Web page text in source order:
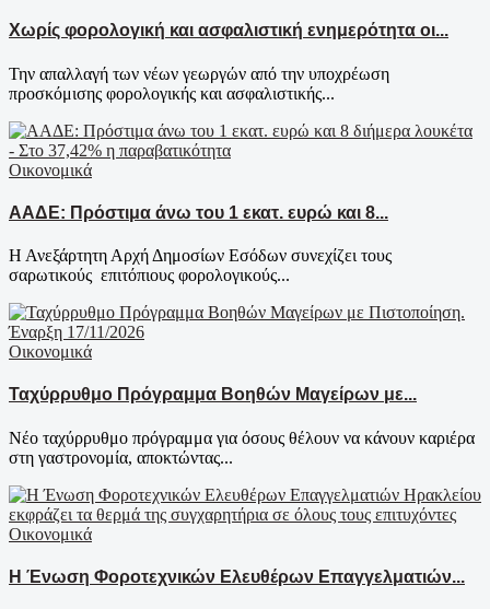
Χωρίς φορολογική και ασφαλιστική ενημερότητα οι...
Την απαλλαγή των νέων γεωργών από την υποχρέωση
προσκόμισης φορολογικής και ασφαλιστικής...
Οικονομικά
ΑΑΔΕ: Πρόστιμα άνω του 1 εκατ. ευρώ και 8...
Η Ανεξάρτητη Αρχή Δημοσίων Εσόδων συνεχίζει τους
σαρωτικούς επιτόπιους φορολογικούς...
Οικονομικά
Ταχύρρυθμο Πρόγραμμα Βοηθών Μαγείρων με...
Νέο ταχύρρυθμο πρόγραμμα για όσους θέλουν να κάνουν καριέρα
στη γαστρονομία, αποκτώντας...
Οικονομικά
Η Ένωση Φοροτεχνικών Ελευθέρων Επαγγελματιών...